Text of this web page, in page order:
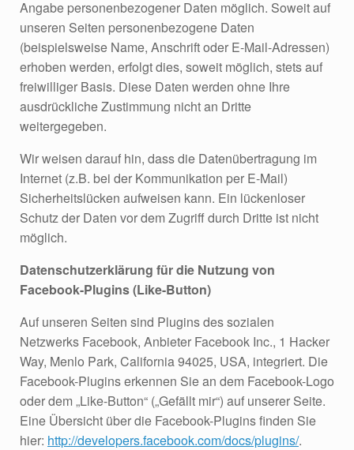
Angabe personenbezogener Daten möglich. Soweit auf
unseren Seiten personenbezogene Daten
(beispielsweise Name, Anschrift oder E-Mail-Adressen)
erhoben werden, erfolgt dies, soweit möglich, stets auf
freiwilliger Basis. Diese Daten werden ohne Ihre
ausdrückliche Zustimmung nicht an Dritte
weitergegeben.
Wir weisen darauf hin, dass die Datenübertragung im
Internet (z.B. bei der Kommunikation per E-Mail)
Sicherheitslücken aufweisen kann. Ein lückenloser
Schutz der Daten vor dem Zugriff durch Dritte ist nicht
möglich.
Datenschutzerklärung für die Nutzung von
Facebook-Plugins (Like-Button)
Auf unseren Seiten sind Plugins des sozialen
Netzwerks Facebook, Anbieter Facebook Inc., 1 Hacker
Way, Menlo Park, California 94025, USA, integriert. Die
Facebook-Plugins erkennen Sie an dem Facebook-Logo
oder dem „Like-Button“ („Gefällt mir“) auf unserer Seite.
Eine Übersicht über die Facebook-Plugins finden Sie
hier: http://developers.facebook.com/docs/plugins/.